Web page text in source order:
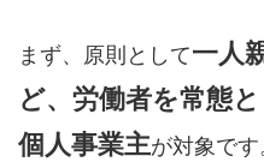
まず、原則として一人
ど、労働者を常態
個人事業主が対象です